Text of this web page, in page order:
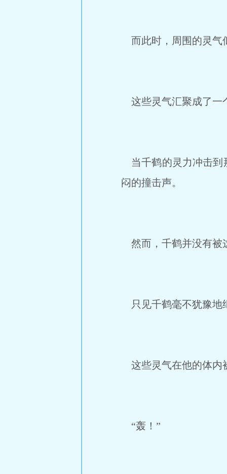
而此时，周围的灵气
这些灵气汇聚成了一
当千鹤的灵力冲击到
闷的撞击声。
然而，千鹤并没有被
只见千鹤毫不犹豫地
这些灵气在他的体内
“轰！”